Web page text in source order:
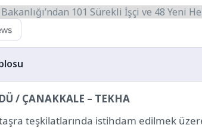
2025 Tarihleri Arasında
/ ÇANAKKALE – TEKHA
taşra teşkilatlarında istihdam edilmek